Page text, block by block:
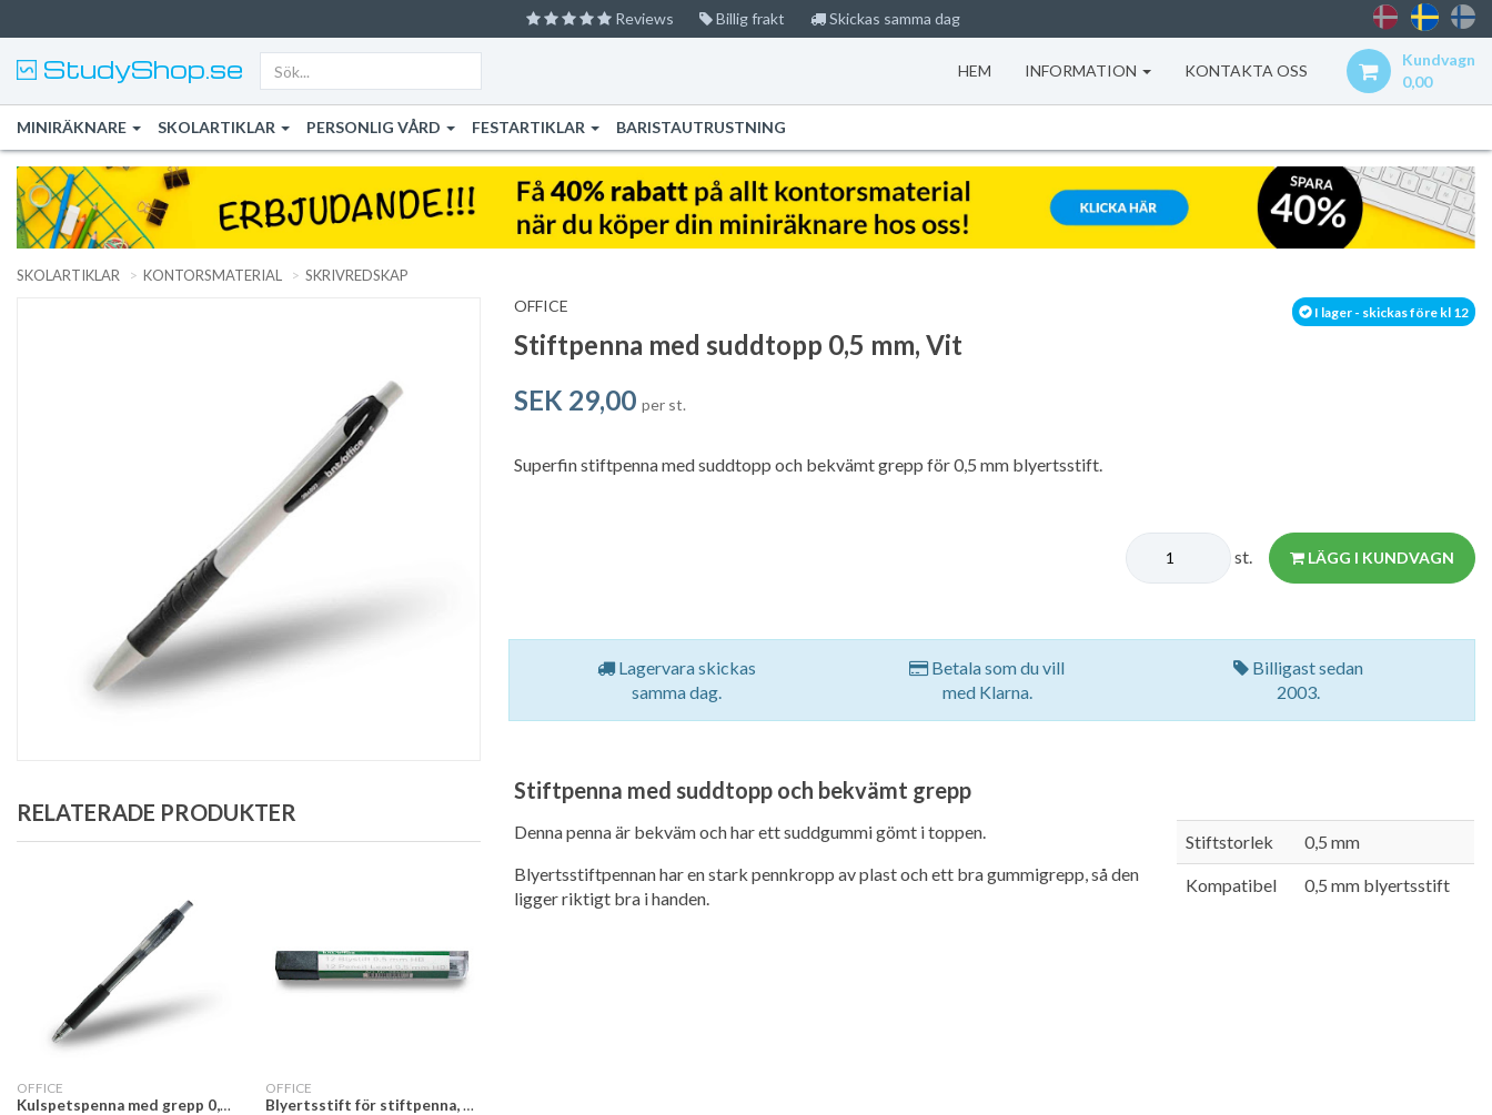
Reviews Billig frakt Skickas samma dag
StudyShop.se
Kundvagn
0,00
HEM INFORMATION KONTAKTA OSS
MINIRÄKNARE SKOLARTIKLAR PERSONLIG VÅRD FESTARTIKLAR BARISTAUTRUSTNING
SKOLARTIKLAR KONTORSMATERIAL SKRIVREDSKAP
I lager - skickas före kl 12
OFFICE
Stiftpenna med suddtopp 0,5 mm, Vit
SEK 29,00 per st.
Superfin stiftpenna med suddtopp och bekvämt grepp för 0,5 mm blyertsstift.
st. LÄGG I KUNDVAGN
Lagervara skickas
samma dag.
Betala som du vill
med Klarna.
Billigast sedan
2003.
Stiftpenna med suddtopp och bekvämt grepp
Denna penna är bekväm och har ett suddgummi gömt i toppen.
Blyertsstiftpennan har en stark pennkropp av plast och ett bra gummigrepp, så den
ligger riktigt bra i handen.
Stiftstorlek 0,5 mm
Kompatibel 0,5 mm blyertsstift
RELATERADE PRODUKTER
OFFICE
Kulspetspenna med grepp 0,7 mm, Sort
OFFICE
Blyertsstift för stiftpenna, 0,5 mm HB, 12 st.